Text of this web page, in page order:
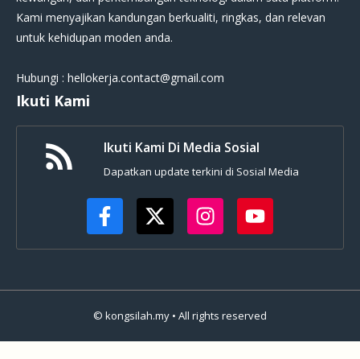
Kami menyajikan kandungan berkualiti, ringkas, dan relevan
untuk kehidupan moden anda.
Hubungi : hellokerja.contact@gmail.com
Ikuti Kami
Ikuti Kami Di Media Sosial
Dapatkan update terkini di Sosial Media
© kongsilah.my • All rights reserved